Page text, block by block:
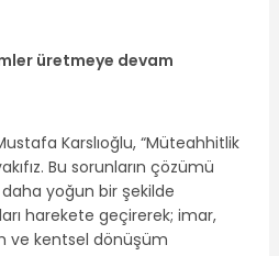
üretmeye devam
Karslıoğlu, “Müteahhitlik
Bu sorunların çözümü
daha yoğun bir şekilde
harekete geçirerek; imar,
ve kentsel dönüşüm